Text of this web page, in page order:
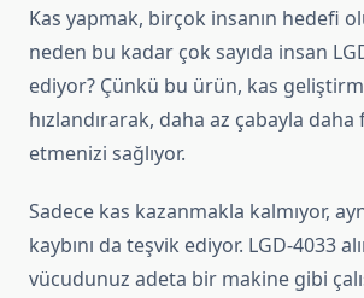
Kas yapmak, birçok insanın hedefi
neden bu kadar çok sayıda insan
ediyor? Çünkü bu ürün, kas
hızlandırarak, daha az çabayla daha
etmenizi sağlıyor.
Sadece kas kazanmakla kalmıyor,
kaybını da teşvik ediyor. LGD-4033
vücudunuz adeta bir makine gibi